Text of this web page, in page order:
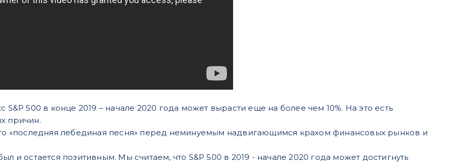
S&P 500 в конце 2019 – начале 2020 года может вырасти еще на более чем 10%. На это есть
причин.
«последняя лебединая песня» перед неминуемым надвигающимся крахом финансовых рынков и
и остается позитивным. Мы считаем, что S&P 500 в 2019 - начале 2020 года может достигнуть